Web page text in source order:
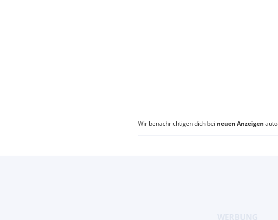
Wir benachrichtigen dich bei neuen Anzeigen